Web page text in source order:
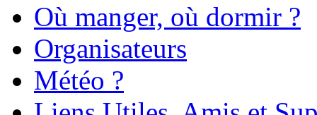
Où manger, où dormir ?
Organisateurs
Météo ?